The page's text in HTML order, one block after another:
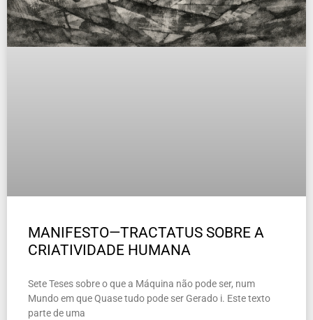
MANIFESTO—TRACTATUS SOBRE A
CRIATIVIDADE HUMANA
Sete Teses sobre o que a Máquina não pode ser, num
Mundo em que Quase tudo pode ser Gerado i. Este texto
parte de uma